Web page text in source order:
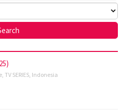
TV SERIES Indonesia